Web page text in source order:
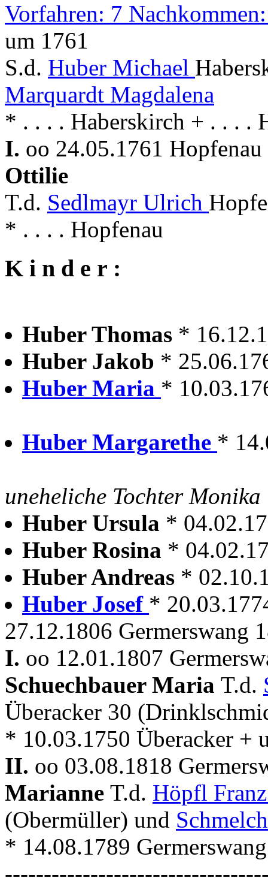
Vorfahren: 7
um 1761
S.d. Huber Michael
Marquardt Magdalena
* . . . . Haberskirch + . . . .
I. oo 24.05.1761
Ottilie
T.d. Sedlmayr Ulrich
* . . . . Hopfenau
K i n d e r :
Huber Thomas *
Huber Jakob *
Huber Maria *
Huber Margarethe *
uneheliche Tochter
Huber Ursula *
Huber Rosina *
Huber Andreas *
Huber Josef *
27.12.1806 Germerswang
I. oo 12.01.1807
Schuechbauer Maria T.d.
Überacker 30
* 10.03.1750 Überacker +
II. oo 03.08.1818
Marianne T.d. Höpfl
(Obermüller) und
* 14.08.1789 Germerswang